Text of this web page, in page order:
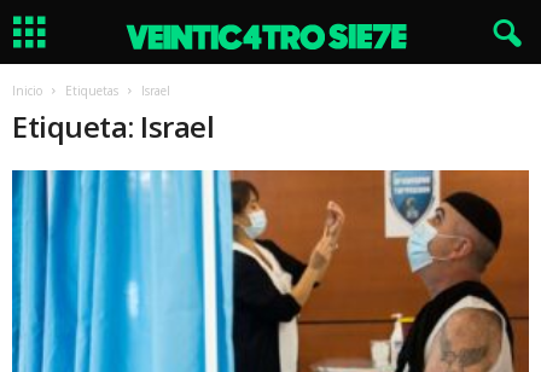
Inicio Etiquetas Israel
Etiqueta: Israel